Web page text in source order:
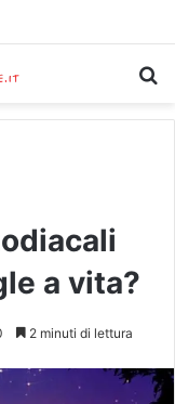
a vita?
2 minuti di lettura